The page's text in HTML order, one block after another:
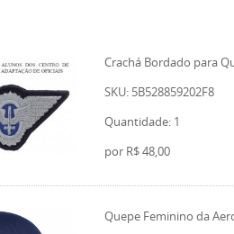
Crachá Bordado para
SKU: 5B528859202F8
Quantidade: 1
por R$ 48,00
Quepe Feminino da